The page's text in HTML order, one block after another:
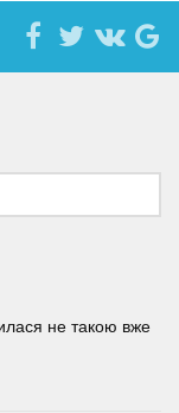
не такою вже